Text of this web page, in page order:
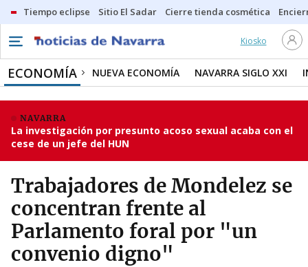
Tiempo eclipse Sitio El Sadar Cierre tienda cosmética
Kiosko
ECONOMÍA NUEVA ECONOMÍA NAVARRA SIGLO XXI
NAVARRA
La investigación por presunto acoso sexual acaba con el
cese de un jefe del HUN
Trabajadores de Mondelez se
concentran frente al
Parlamento foral por "un
convenio digno"